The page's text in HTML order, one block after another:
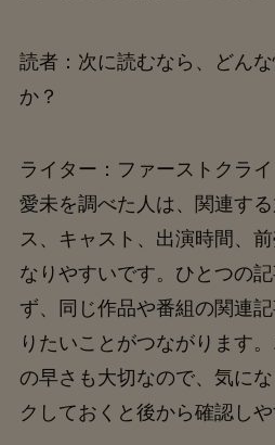
読者：次に読むなら、どん
か？
ライター：ファーストクラ
愛未を調べた人は、関連す
ス、キャスト、出演時間、
なりやすいです。ひとつの
ず、同じ作品や番組の関連
りたいことがつながります
の早さも大切なので、気に
クしておくと後から確認しや